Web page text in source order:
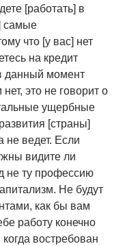
[работать] в
самые
что [у вас] нет
на кредит
данный момент
это не говорит о
ущербные
[страны]
не ведет. Если
видите ли
не ту профессию
Не будут
как бы вам
работу конечно
востребован